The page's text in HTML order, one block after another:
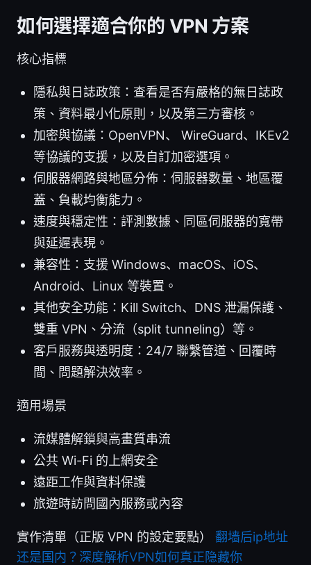
如何選擇適合你的 VPN 方案
核心指標
隱私與日誌政策：查看是否有嚴格的無日誌政
策、資料最小化原則，以及第三方審核。
加密與協議：OpenVPN、 WireGuard、IKEv2
等協議的支援，以及自訂加密選項。
伺服器網路與地區分佈：伺服器數量、地區覆
蓋、負載均衡能力。
速度與穩定性：評測數據、同區伺服器的寬帶
與延遲表現。
兼容性：支援 Windows、macOS、iOS、
Android、Linux 等裝置。
其他安全功能：Kill Switch、DNS 泄漏保護、
雙重 VPN、分流（split tunneling）等。
客戶服務與透明度：24/7 聯繫管道、回覆時
間、問題解決效率。
適用場景
流媒體解鎖與高畫質串流
公共 Wi-Fi 的上網安全
遠距工作與資料保護
旅遊時訪問國內服務或內容
實作清單（正版 VPN 的設定要點） 翻墙后ip地址
还是国内？深度解析VPN如何真正隐藏你